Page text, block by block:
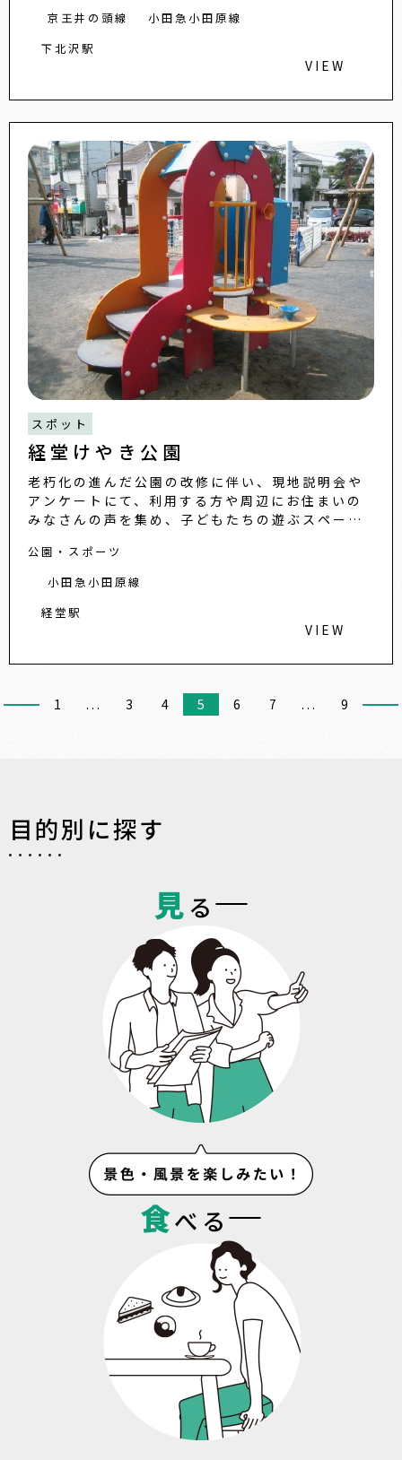
京王井の頭線
小田急小田原線
下北沢駅
VIEW
スポット
経堂けやき公園
老朽化の進んだ公園の改修に伴い、現地説明会や
アンケートにて、利用する方や周辺にお住まいの
みなさんの声を集め、子どもたちの遊ぶスペース
名前も、集まった意見を参
公園・スポーツ
小田急小田原線
経堂駅
VIEW
1 ... 3 4 5 6 7 ... 9
目的別に探す
見 る
食べる